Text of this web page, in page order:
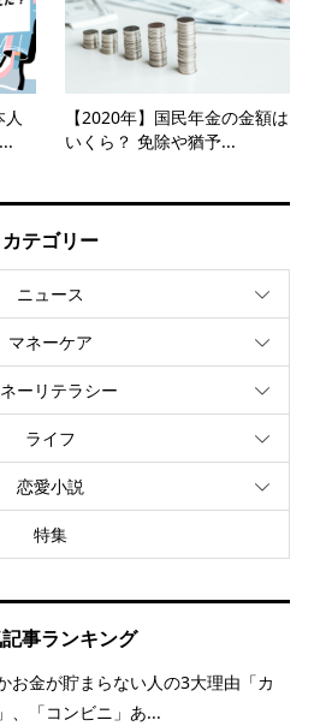
【2020年】国民年金の金額は
いくら？ 免除や猶予...
カテゴリー
ニュース
マネーケア
ーリテラシー
ライフ
恋愛小説
特集
事ランキング
お金が貯まらない人の3大理由「カ
、「コンビニ」あ...